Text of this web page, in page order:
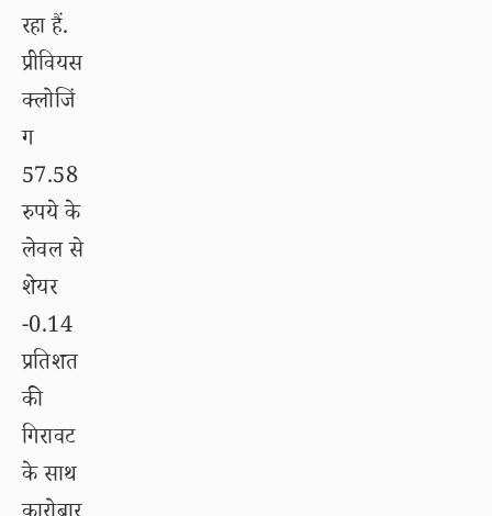
रहा हैं.
प्रीवियस
क्लोजिं
ग
57.58
रुपये के
लेवल से
शेयर
-0.14
प्रतिशत
की
गिरावट
के साथ